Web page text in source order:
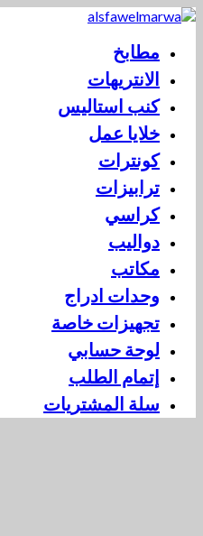
مطابخ
الانتريهات
كنب استاليس
خلايا عمل
كونترات
ترابيزات
كراسي
دواليب
مكاتب
وحدات ادراج
تجهيزات خاصة
لوحة حسابي
إتمام الطلب
سلة المشتريات